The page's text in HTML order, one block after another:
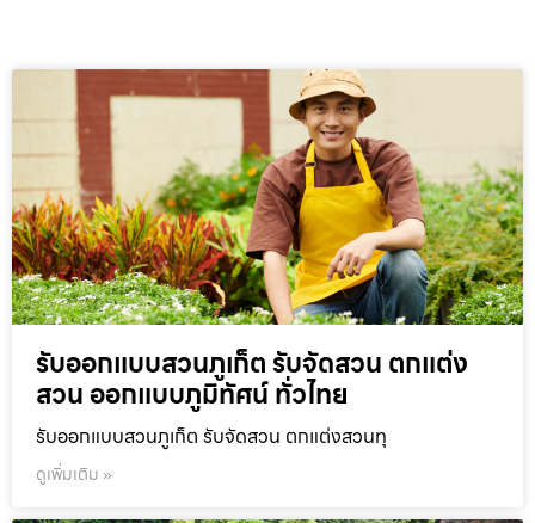
รับออกแบบสวนภูเก็ต รับจัดสวน ตกแต่ง
สวน ออกแบบภูมิทัศน์ ทั่วไทย
รับออกแบบสวนภูเก็ต รับจัดสวน ตกแต่งสวนทุ
ดูเพิ่มเติม »